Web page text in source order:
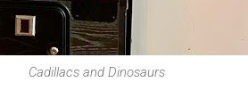
Cadillacs and Dinosaurs